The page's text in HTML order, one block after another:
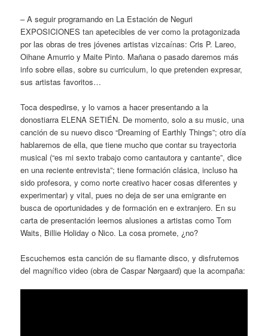
– A seguir programando en La Estación de Neguri
EXPOSICIONES tan apetecibles de ver como la protagonizada
por las obras de tres jóvenes artistas vizcaínas: Cris P. Lareo,
Oihane Amurrio y Maite Pinto. Mañana o pasado daremos más
info sobre ellas, sobre su curriculum, lo que pretenden expresar,
sus artistas favoritos…
Toca despedirse, y lo vamos a hacer presentando a la
donostiarra ELENA SETIÉN. De momento, solo a su music, una
canción de su nuevo disco “Dreaming of Earthly Things”; otro día
hablaremos de ella, que tiene mucho que contar su trayectoria
musical (“es mi sexto trabajo como cantautora y cantante”, dice
en una reciente entrevista”; tiene formación clásica, incluso ha
sido profesora, y como norte creativo hacer cosas diferentes y
experimentar) y vital, pues no deja de ser una emigrante en
busca de oportunidades y de formación en e extranjero. En su
carta de presentación leemos alusiones a artistas como Tom
Waits, Billie Holiday o Nico. La cosa promete, ¿no?
Escuchemos esta canción de su flamante disco, y disfrutemos
del magnífico video (obra de Caspar Nørgaard) que la acompaña: